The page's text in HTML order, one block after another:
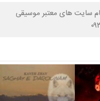
سایت های معتبر موسیقی